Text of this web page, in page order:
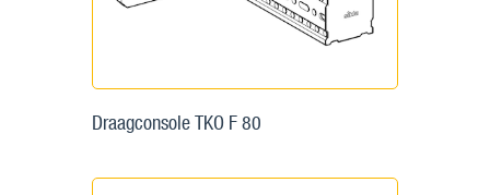
Draagconsole TKO F 80